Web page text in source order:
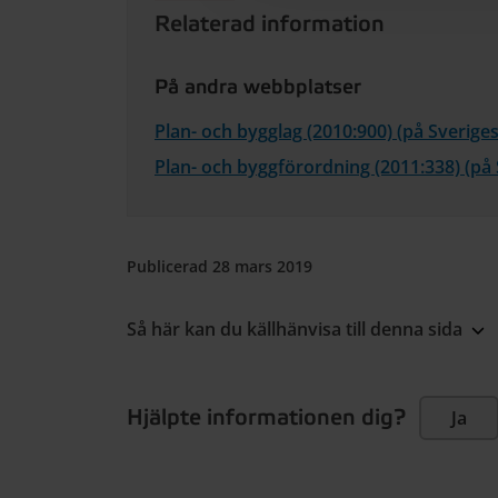
Relaterad information
På andra webbplatser
Plan- och bygglag (2010:900) (på
Plan- och byggförordning (2011:338)
Publicerad 28 mars 2019
Så här kan du källhänvisa till denna sida
Hjälpte informationen dig? Ja